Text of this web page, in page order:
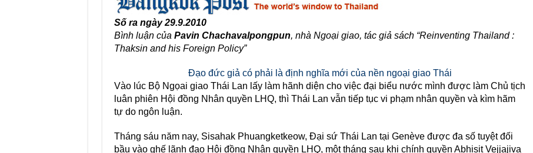
Số ra ngày 29.9.2010
Bình luận của Pavin Chachavalpongpun, nhà Ngoại giao, tác giả sách “Reinventing Thailand :
Thaksin and his Foreign Policy”
Đạo đức giả có phải là định nghĩa mới của nền ngoại giao Thái
Vào lúc Bộ Ngọai giao Thái Lan lấy làm hãnh diện cho việc đại biểu nước mình được làm Chủ tịch
luân phiên Hội đồng Nhân quyền LHQ, thì Thái Lan vẫn tiếp tục vi phạm nhân quyền và kìm hãm
tự do ngôn luận.
Tháng sáu năm nay, Sisahak Phuangketkeow, Đại sứ Thái Lan tại Genève được đa số tuyệt đối
bầu vào ghế lãnh đạo Hội đồng Nhân quyền LHQ, một tháng sau khi chính quyền Abhisit Vejjajiva